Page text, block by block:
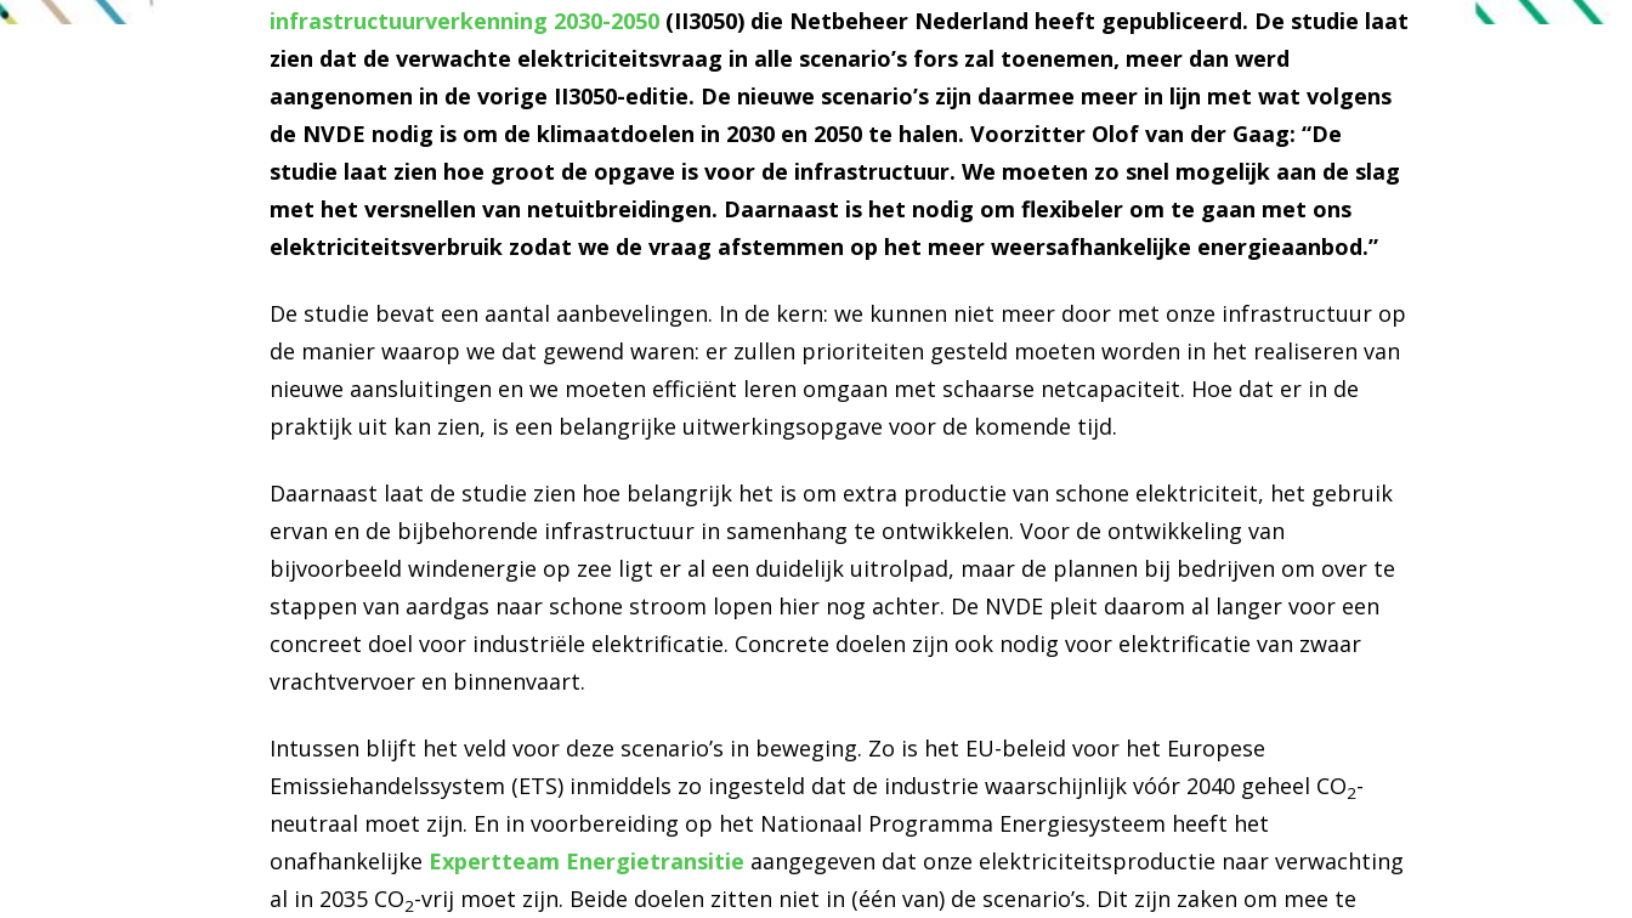
infrastructuurverkenning 2030-2050 (II3050) die Netbeheer Nederland heeft gepubliceerd. De studie laat
zien dat de verwachte elektriciteitsvraag in alle scenario’s fors zal toenemen, meer dan werd
aangenomen in de vorige II3050-editie. De nieuwe scenario’s zijn daarmee meer in lijn met wat volgens
de NVDE nodig is om de klimaatdoelen in 2030 en 2050 te halen. Voorzitter Olof van der Gaag: “De
studie laat zien hoe groot de opgave is voor de infrastructuur. We moeten zo snel mogelijk aan de slag
met het versnellen van netuitbreidingen. Daarnaast is het nodig om flexibeler om te gaan met ons
elektriciteitsverbruik zodat we de vraag afstemmen op het meer weersafhankelijke energieaanbod.”
De studie bevat een aantal aanbevelingen. In de kern: we kunnen niet meer door met onze infrastructuur op
de manier waarop we dat gewend waren: er zullen prioriteiten gesteld moeten worden in het realiseren van
nieuwe aansluitingen en we moeten efficiënt leren omgaan met schaarse netcapaciteit. Hoe dat er in de
praktijk uit kan zien, is een belangrijke uitwerkingsopgave voor de komende tijd.
Daarnaast laat de studie zien hoe belangrijk het is om extra productie van schone elektriciteit, het gebruik
ervan en de bijbehorende infrastructuur in samenhang te ontwikkelen. Voor de ontwikkeling van
bijvoorbeeld windenergie op zee ligt er al een duidelijk uitrolpad, maar de plannen bij bedrijven om over te
stappen van aardgas naar schone stroom lopen hier nog achter. De NVDE pleit daarom al langer voor een
concreet doel voor industriële elektrificatie. Concrete doelen zijn ook nodig voor elektrificatie van zwaar
vrachtvervoer en binnenvaart.
Intussen blijft het veld voor deze scenario’s in beweging. Zo is het EU-beleid voor het Europese
Emissiehandelssystem (ETS) inmiddels zo ingesteld dat de industrie waarschijnlijk vóór 2040 geheel CO2-
neutraal moet zijn. En in voorbereiding op het Nationaal Programma Energiesysteem heeft het
onafhankelijke Expertteam Energietransitie aangegeven dat onze elektriciteitsproductie naar verwachting
al in 2035 CO2-vrij moet zijn. Beide doelen zitten niet in (één van) de scenario’s. Dit zijn zaken om mee te